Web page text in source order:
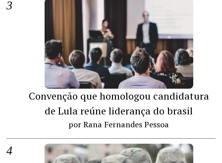
Convenção que homologou candidatura
de Lula reúne liderança do brasil
por Rana Fernandes Pessoa